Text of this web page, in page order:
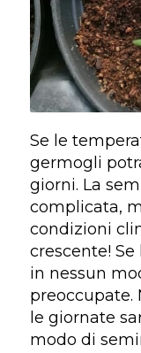
Se le
germogli
giorni. La
complicata,
condizioni
crescente!
in nessun
preoccupate.
le giornate
modo di